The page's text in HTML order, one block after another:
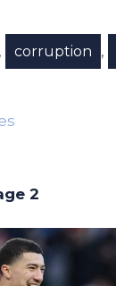
, corruption ,
2